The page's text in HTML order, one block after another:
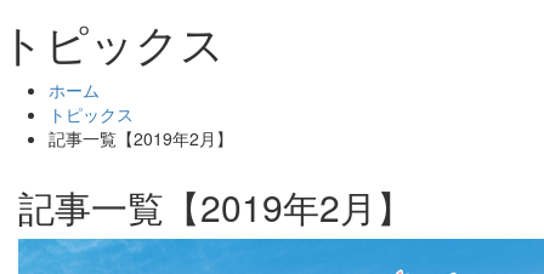
トピックス
ホーム
トピックス
記事一覧【2019年2月】
記事一覧【2019年2月】